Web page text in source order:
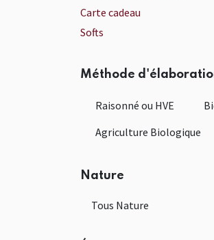
Carte cadeau
Softs
Méthode
Raisonné ou HVE
Agriculture Biologique
Nature